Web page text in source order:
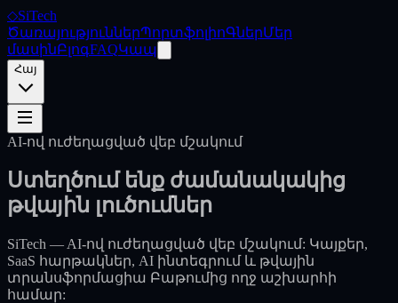
◇SiTech
ԾառայություններՊորտֆոլիոԳներՄեր
մասինԲլոգFAQԿապ
Հայ
AI-ով ուժեղացված վեբ մշակում
Ստեղծում ենք ժամանակակից
թվային լուծումներ
SiTech — AI-ով ուժեղացված վեբ մշակում: Կայքեր,
SaaS հարթակներ, AI ինտեգրում և թվային
տրանսֆորմացիա Բաթումից ողջ աշխարհի
համար: